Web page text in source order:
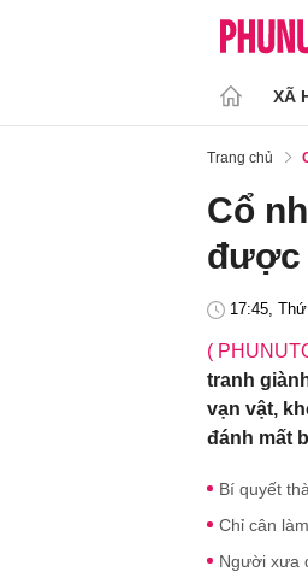
XÃ
Trang chủ
Cổ
được
17:45,
(
tranh
vạn vật,
đánh mất
Bí quyết
Chỉ cân
Người xưa